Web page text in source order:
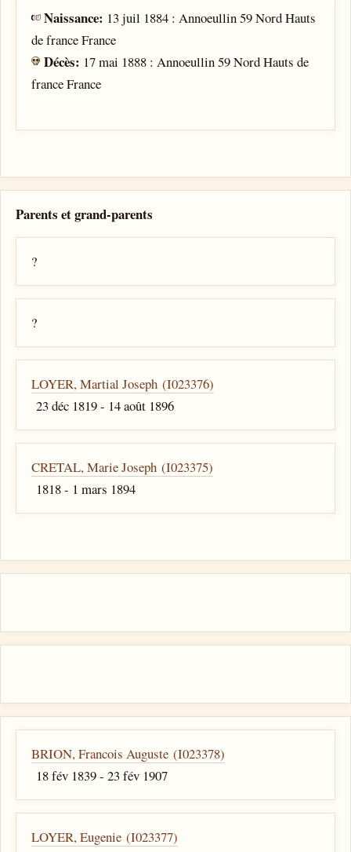
Naissance: 13 juil 1884 : Annoeullin 59 Nord Hauts
de france France
Décès: 17 mai 1888 : Annoeullin 59 Nord Hauts de
france France
Parents et grand-parents
?
?
LOYER, Martial Joseph (I023376)
23 déc 1819 - 14 août 1896
CRETAL, Marie Joseph (I023375)
1818 - 1 mars 1894
BRION, Francois Auguste (I023378)
18 fév 1839 - 23 fév 1907
LOYER, Eugenie (I023377)